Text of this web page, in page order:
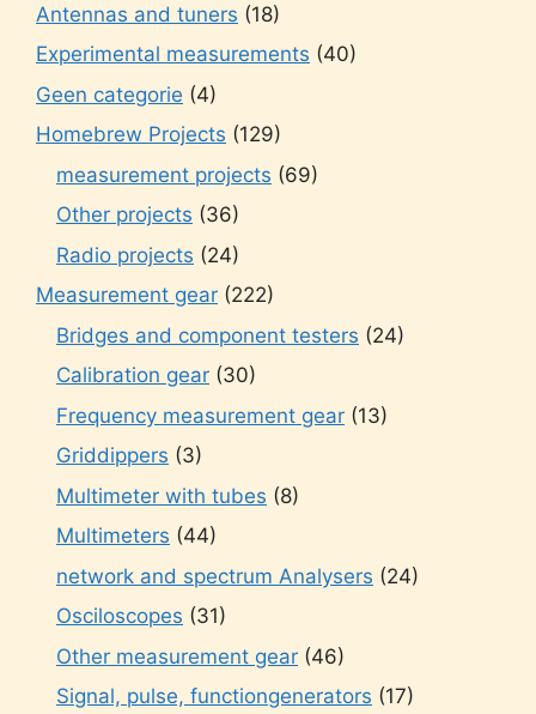
Antennas and tuners (18)
Experimental measurements (40)
Geen categorie (4)
Homebrew Projects (129)
measurement projects (69)
Other projects (36)
Radio projects (24)
Measurement gear (222)
Bridges and component testers (24)
Calibration gear (30)
Frequency measurement gear (13)
Griddippers (3)
Multimeter with tubes (8)
Multimeters (44)
network and spectrum Analysers (24)
Osciloscopes (31)
Other measurement gear (46)
Signal, pulse, functiongenerators (17)